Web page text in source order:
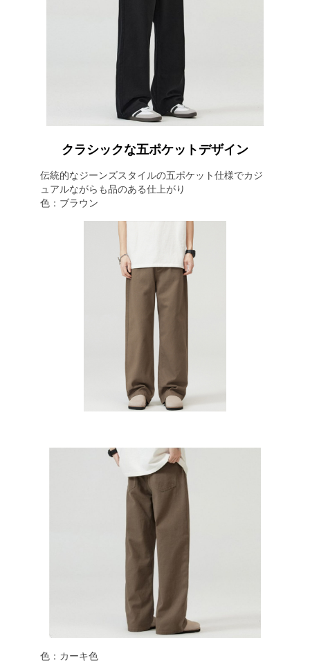
クラシックな五ポケットデザイン
伝統的なジーンズスタイルの五ポケット仕様でカジ
ュアルながらも品のある仕上がり
色：ブラウン
色：カーキ色